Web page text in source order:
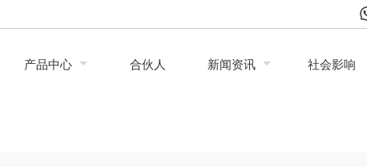
产品中心 合伙人 新闻资讯 社会影响